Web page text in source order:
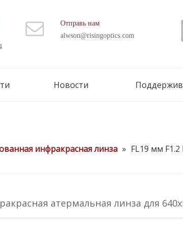
Отправь нам
alwson@risingoptics.com
Новости
инфракрасная линза » FL19 мм
атермальная линза для